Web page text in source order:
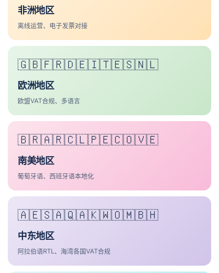
非洲地区
离线运营、电子发票对接
🇬🇧🇫🇷🇩🇪🇮🇹🇪🇸🇳🇱
欧洲地区
欧盟VAT合规、多语言
🇧🇷🇦🇷🇨🇱🇵🇪🇨🇴🇻🇪
南美地区
葡萄牙语、西班牙语本地化
🇦🇪🇸🇦🇶🇦🇰🇼🇴🇲🇧🇭
中东地区
阿拉伯语RTL、海湾各国VAT合规